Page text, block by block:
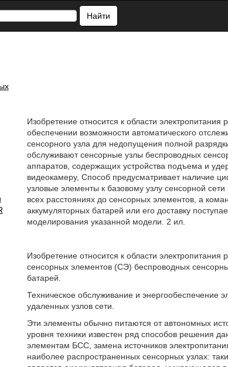
Найти
Изобретение относится к области электропитания
обеспечении возможности автоматического
сенсорного узла для недопущения полной
обслуживают сенсорные узлы беспроводных
аппаратов, содержащих устройства подъема и
видеокамеру, Способ предусматривает наличие
узловые элементы к базовому узлу сенсорной
всех расстояниях до сенсорных элементов, а
аккумуляторных батарей или его доставку
моделирования указанной модели. 2 ил.
Изобретение относится к области
сенсорных элементов (СЭ) беспроводных
батарей.
Техническое обслуживание и энергообеспечение
удаленных узлов сети.
Эти элементы обычно питаются от автономных
уровня техники известен ряд способов решения
элементам БСС, замена источников
наиболее распространенных сенсорных узлах: